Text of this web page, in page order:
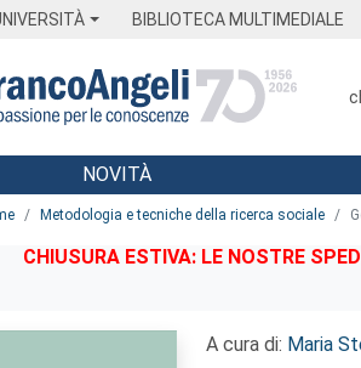
BIBLIOTECA MULTIMEDIALE
NOVITÀ
Metodologia e tecniche della ricerca sociale
CHIUSURA ESTIVA: LE NOSTRE
A cura di: Maria